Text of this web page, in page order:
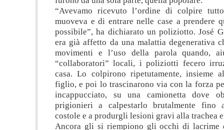
“Avevamo ricevuto l’ordine di colpire
muoveva e di entrare nelle case a prendere
possibile”, ha dichiarato un poliziotto. José
era già affetto da una malattia degenerativa
movimenti e l’uso della parola quando,
“collaboratori” locali, i poliziotti fecero
casa. Lo colpirono ripetutamente, insieme
figlio, e poi lo trascinarono via con la forza
incappucciato, su una camionetta dove
prigionieri a calpestarlo brutalmente fino
costole e a produrgli lesioni gravi alla trachea
Ancora gli si riempiono gli occhi di lacrime